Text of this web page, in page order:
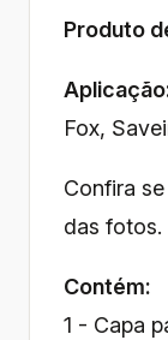
Produto
Fox,
Confira
das fotos.
Contém:
1 - Capa